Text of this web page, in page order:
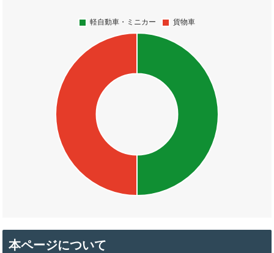
本ページについて